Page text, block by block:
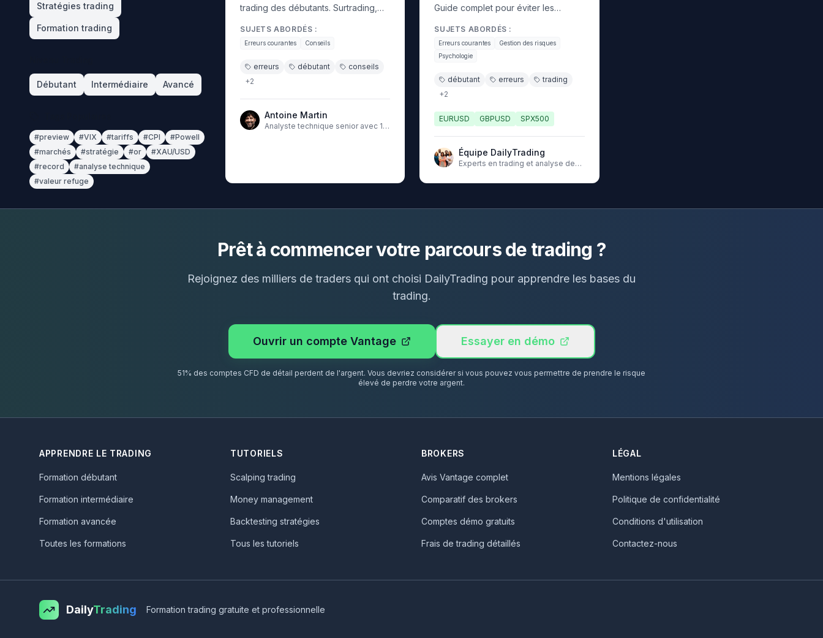
Stratégies trading
Formation trading
Débutant Intermédiaire Avancé
#preview #VIX #tariffs #CPI #Powell
#marchés #stratégie #or #XAU/USD
#record #analyse technique
#valeur refuge
trading des débutants. Surtrading,
trading, mauvaise gestion du capital.
Comment les éviter avec des
solutions concrètes.
SUJETS ABORDÉS :
Erreurs courantes Conseils
erreurs débutant
conseils
+2
Antoine Martin
Analyste technique senior avec 10
Guide complet pour éviter les
en trading.
SUJETS ABORDÉS :
Erreurs courantes
Gestion des risques
Psychologie
débutant erreurs
trading
+2
EURUSD GBPUSD SPX500
Équipe DailyTrading
Experts en trading et analyse des
Prêt à commencer votre parcours de trading ?
Rejoignez des milliers de traders qui ont choisi DailyTrading pour apprendre les bases du
trading.
Ouvrir un compte Vantage Essayer en démo
51% des comptes CFD de détail perdent de l'argent. Vous devriez considérer si vous pouvez vous permettre de prendre le risque
élevé de perdre votre argent.
APPRENDRE LE TRADING
Formation débutant
Formation intermédiaire
Formation avancée
Toutes les formations
TUTORIELS
Scalping trading
Money management
Backtesting stratégies
Tous les tutoriels
BROKERS
Avis Vantage complet
Comparatif des brokers
Comptes démo gratuits
Frais de trading détaillés
LÉGAL
Mentions légales
Politique de confidentialité
Conditions d'utilisation
Contactez-nous
DailyTrading Formation trading gratuite et professionnelle